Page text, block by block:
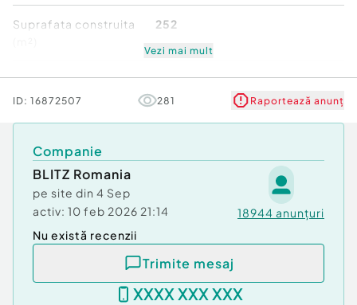
potențialul acestei proprietăți!
Cod ofertă / ID BLITZ: P174974
Număr Băi:
Curent
Canalizare
Suprafata construita
252
Număr niveluri imobil 1
Vezi mai mult
ID: 16872507 281 Raportează anunț
Companie
BLITZ Romania
pe site din 4 Sep
activ: 10 feb 2026 21:14 18944 anunțuri
Nu există recenzii
Trimite mesaj
XXXX XXX XXX